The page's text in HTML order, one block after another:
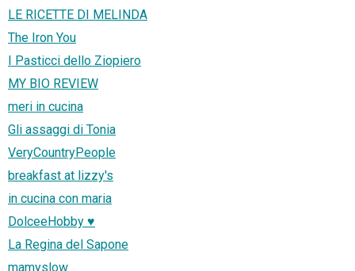
LE RICETTE DI MELINDA
The Iron You
I Pasticci dello Ziopiero
MY BIO REVIEW
meri in cucina
Gli assaggi di Tonia
VeryCountryPeople
breakfast at lizzy's
in cucina con maria
DolceeHobby ♥
La Regina del Sapone
mamyslow